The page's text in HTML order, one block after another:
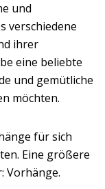
und
verschiedene
ihrer
eine beliebte
und gemütliche
möchten.
für sich
Eine größere
Vorhänge.